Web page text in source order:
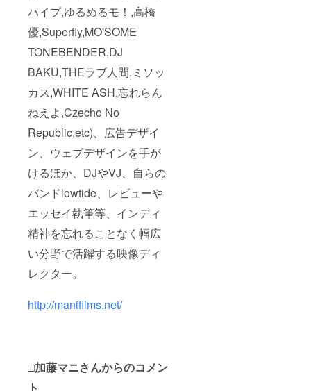
ハイプ,ゆるめるモ！,高橋
優,Superfly,MO'SOME
TONEBENDER,DJ
BAKU,THEラブ人間,ミソッ
カス,WHITE ASH,忘れらん
ねえよ,Czecho No
Republic,etc)、広告デザイ
ン、ウェブデザインを手が
けるほか、DJやVJ、自らの
バンドlowtide、レビューや
エッセイ執筆等、インディ
精神を忘れることなく幅広
い分野で活躍する映像ディ
レクター。
http://manifilms.net/
□加藤マニさんからのコメン
ト